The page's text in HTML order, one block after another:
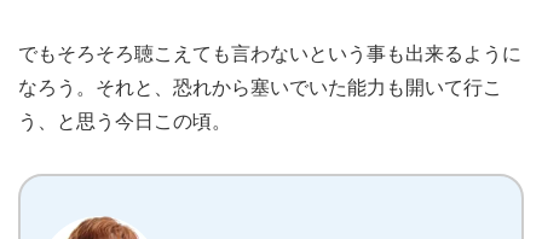
でもそろそろ聴こえても言わないという事も出来るように
なろう。それと、恐れから塞いでいた能力も開いて行こ
う、と思う今日この頃。